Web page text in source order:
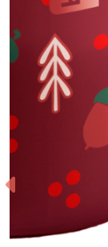
Bolsius -
en
Bekijk